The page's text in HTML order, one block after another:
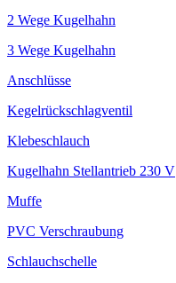
2 Wege Kugelhahn
3 Wege Kugelhahn
Anschlüsse
Kegelrückschlagventil
Klebeschlauch
Kugelhahn Stellantrieb 230 V
Muffe
PVC Verschraubung
Schlauchschelle